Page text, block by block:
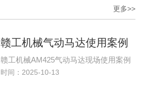
更多>>
赣工机械气动马达使用案例
赣工机械AM425气动马达现场使用案例
时间：2025-10-13